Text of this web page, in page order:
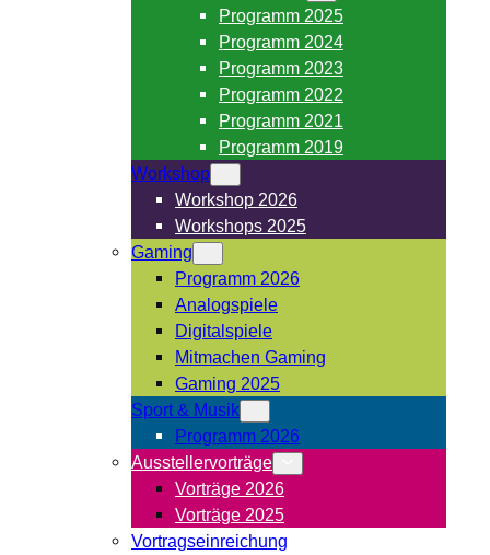
Programm 2025
Programm 2024
Programm 2023
Programm 2022
Programm 2021
Programm 2019
Workshop
Workshop 2026
Workshops 2025
Gaming
Programm 2026
Analogspiele
Digitalspiele
Mitmachen Gaming
Gaming 2025
Sport & Musik
Programm 2026
Ausstellervorträge
Vorträge 2026
Vorträge 2025
Vortragseinreichung